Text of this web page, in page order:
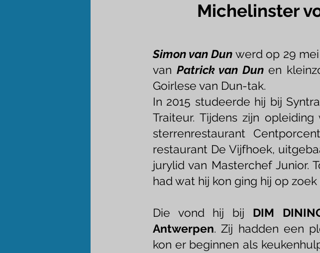
Michelinster
Simon van Dunwerd op 29 mei
van Patrick van Dunen
Goirlese van Dun-tak.
In 2015 studeerde hij bij
Traiteur. Tijdens zijn
sterrenrestaurant
restaurant De Vijfhoek,
jurylid van Masterchef Junior.
had wat hij kon ging hij op
Die vond hij bij DIM
Antwerpen. Zij hadden een
kon er beginnen als